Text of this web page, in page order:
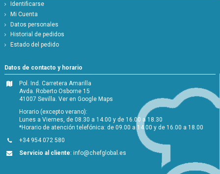
Identificarse
Mi Cuenta
Datos personales
Historial de pedidos
Estado del pedido
Datos de contacto y horario
Pol. Ind. Carretera Amarilla
Avda. Roberto Osborne 15
41007 Sevilla.Ver en Google Maps
Horario (excepto verano):
Lunes a Viernes, de 08.30 a 14.00 y de 16.00 a 18.30
*Horario de atención telefónica: de 09.00 a 14.00 y de 16.00 a 18.00
+34 954 072 580
Servicio al cliente:info@chefglobal.es